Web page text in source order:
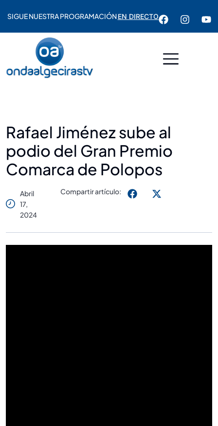
SIGUE NUESTRA PROGRAMACIÓNEN DIRECTO
Rafael Jiménez sube al
podio del Gran Premio
Comarca de Polopos
Abril
17,
2024
Compartir artículo: